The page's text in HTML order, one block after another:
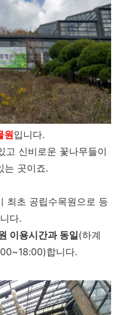
원입니다.
고 신비로운 꽃나무들이
는 곳이죠.
최초 공립수목원으로 등
다.
이용시간과 동일(하계
합니다.